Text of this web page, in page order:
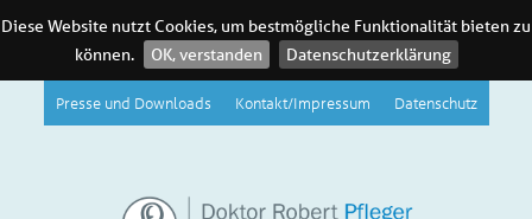
Diese Website nutzt Cookies, um bestmögliche Funktionalität bieten zu
können.
OK, verstanden Datenschutzerklärung
Presse und Downloads Kontakt/Impressum Datenschutz